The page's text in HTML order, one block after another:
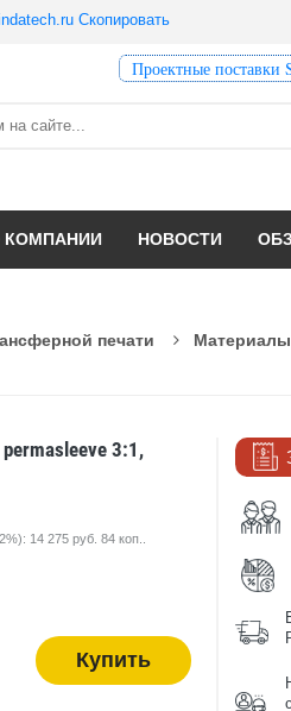
Скопировать
Проектные поставки
КОМПАНИИ НОВОСТИ
печати
3:1,
14 275 руб. 84 коп..
Купить